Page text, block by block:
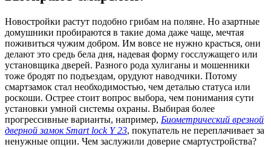
Новостройки растут подобно грибам на поляне. Но азартные
домушники пробираются в такие дома даже чаще, мечтая
поживиться чужим добром. Им вовсе не нужно красться, они
делают это средь бела дня, надевая форму госслужащего или
установщика дверей. Разного рода хулиганы и мошенники
тоже бродят по подъездам, орудуют наводчики. Потому
смартзамок стал необходимостью, чем деталью статуса или
роскоши. Острее стоит вопрос выбора, чем понимания сути
установки умной системы охраны. Выбирая более
прогрессивные варианты, например, Биометрический врезной
дверной замок Smart lock Y 23, покупатель не переплачивает за
ненужные опции. Чем заслужили доверие смартустройства?